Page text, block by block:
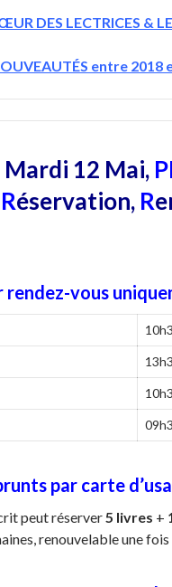
DES LECTRICES &
entre 2018
12 Mai,
Réservation, R
rendez-vous
par carte
peut réserver5 livres +
renouvelable une